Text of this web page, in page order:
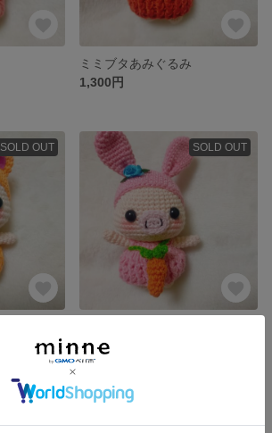
ミミブタあみぐるみ
1,300円
SOLD OUT SOLD OUT
1,300円